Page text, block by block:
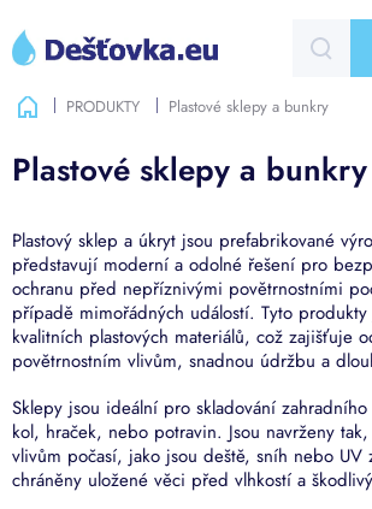
obsah
CZK
DomůPRODUKTY Plastové sklepy a bunkry
Plastové sklepy a bunkry
Plastový sklep a úkryt jsou prefabrikované
představují moderní a odolné řešení pro
ochranu před nepříznivými povětrnostními
případě mimořádných událostí. Tyto
kvalitních plastových materiálů, což zajišťuje
povětrnostním vlivům, snadnou údržbu a
Sklepy jsou ideální pro skladování
kol, hraček, nebo potravin. Jsou navrženy
vlivům počasí, jako jsou deště, sníh nebo UV
chráněny uložené věci před vlhkostí a